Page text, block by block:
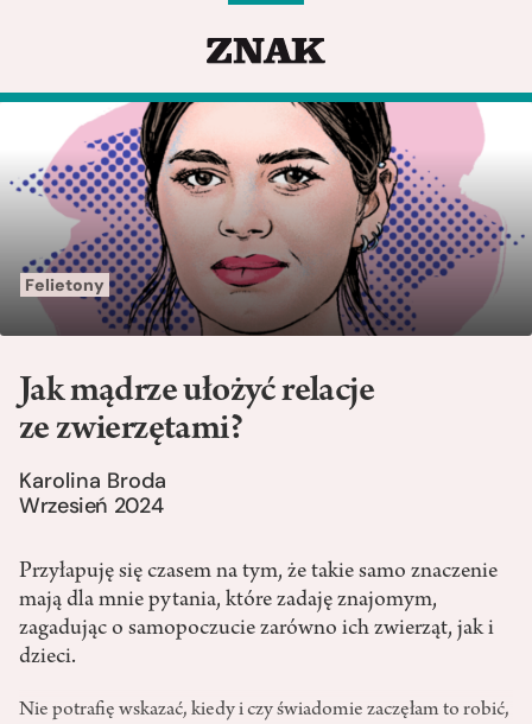
Felietony
Jak mądrze ułożyć relacje
ze zwierzętami?
Karolina Broda
Wrzesień 2024
Przyłapuję się czasem na tym, że takie samo znaczenie
mają dla mnie pytania, które zadaję znajomym,
zagadując o samopoczucie zarówno ich zwierząt, jak i
dzieci.
Nie potrafię wskazać, kiedy i czy świadomie zaczęłam to robić,